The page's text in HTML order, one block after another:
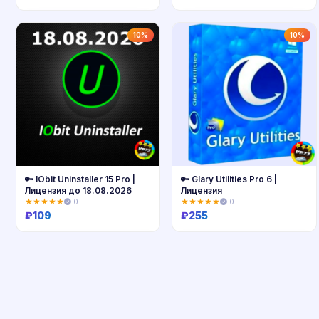
Купить Купить
10%
🔑 IObit Uninstaller 15 Pro |
Лицензия до 18.08.2026
★★★★★ 0
₽109
10%
🔑 Glary Utilities Pro 6 |
Лицензия
★★★★★ 0
₽255